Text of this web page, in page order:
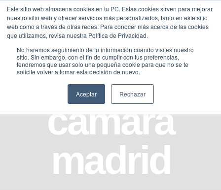
Este sitio web almacena cookies en tu PC. Estas cookies sirven para mejorar
nuestro sitio web y ofrecer servicios más personalizados, tanto en este sitio
web como a través de otras redes. Para conocer más acerca de las cookies
que utilizamos, revisa nuestra Política de Privacidad.
No haremos seguimiento de tu información cuando visites nuestro
sitio. Sin embargo, con el fin de cumplir con tus preferencias,
tendremos que usar solo una pequeña cookie para que no se te
solicite volver a tomar esta decisión de nuevo.
Aceptar Rechazar
Saltar
contenido
camara
madrid
Traducir »